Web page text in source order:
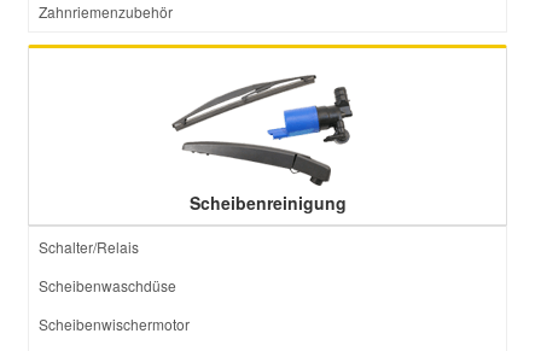
Zahnriemenzubehör
Scheibenreinigung
Schalter/Relais
Scheibenwaschdüse
Scheibenwischermotor